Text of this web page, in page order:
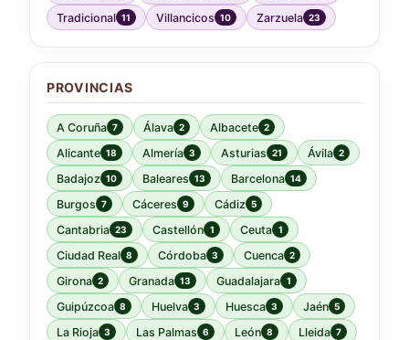
Tradicional 11 Villancicos 10 Zarzuela 23
PROVINCIAS
A Coruña 7 Álava 2 Albacete 2
Alicante 18 Almería 3 Asturias 21 Ávila 2
Badajoz 10 Baleares 13 Barcelona 14
Burgos 7 Cáceres 9 Cádiz 5
Cantabria 23 Castellón 1 Ceuta 1
Ciudad Real 8 Córdoba 3 Cuenca 2
Girona 2 Granada 13 Guadalajara 1
Guipúzcoa 8 Huelva 3 Huesca 3 Jaén 5
La Rioja 3 Las Palmas 6 León 8 Lleida 7